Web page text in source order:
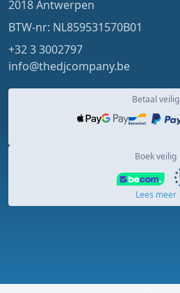
2018 Antwerpen
BTW-nr: NL859531570B01
+32 3 3002797
info@thedjcompany.be
Betaal veilig
Boek veilig
Lees meer